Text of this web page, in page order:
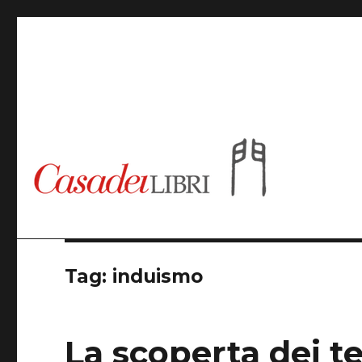
Tag: induismo
La scoperta dei